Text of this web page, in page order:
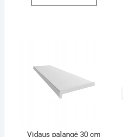
Vidaus palangė 30 cm